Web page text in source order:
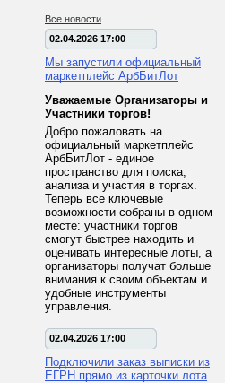
Все новости
02.04.2026 17:00
Мы запустили официальный
маркетплейс АрбБитЛот
Уважаемые Организаторы и
Участники торгов!
Добро пожаловать на
официальный маркетплейс
АрбБитЛот - единое
пространство для поиска,
анализа и участия в торгах.
Теперь все ключевые
возможности собраны в одном
месте: участники торгов
смогут быстрее находить и
оценивать интересные лоты, а
организаторы получат больше
внимания к своим объектам и
удобные инструменты
управления.
02.04.2026 17:00
Подключили заказ выписки из
ЕГРН прямо из карточки лота